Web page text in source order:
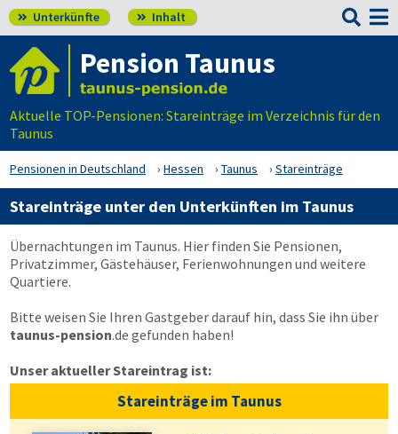
 Unterkünfte  Inhalt 
Pension Taunus
Aktuelle TOP-Pensionen: Stareinträge im Verzeichnis für den
Taunus
Pensionen in Deutschland Hessen Taunus Stareinträge
Stareinträge unter den Unterkünften im Taunus
Übernachtungen im Taunus. Hier finden Sie Pensionen,
Privatzimmer, Gästehäuser, Ferienwohnungen und weitere
Quartiere.
Bitte weisen Sie Ihren Gastgeber darauf hin, dass Sie ihn über
taunus-pension.de gefunden haben!
Unser aktueller Stareintrag ist:
Stareinträge im Taunus